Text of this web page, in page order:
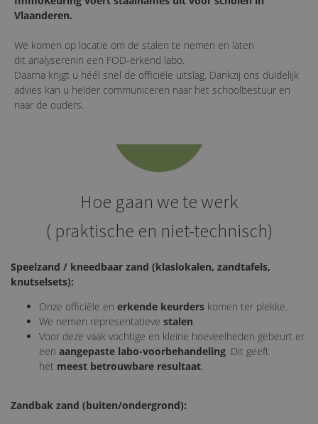
Vlaanderen.
We komen op locatie om de stalen te nemen en laten
dit analyserenin een FOD-erkend labo.
Daarna krijgt u héél snel de officiële uitslag. Dankzij ons duidelijk
advies kan u helder communiceren naar het schoolbestuur en
naar de ouders.
Hoe gaan we te werk
( praktische en niet-technisch)
Speelzand / kneedbaar zand (klaslokalen, zandtafels,
knutselsets):
Onze officiële en erkende keurders komen ter plekke.
We nemen representatieve stalen
Voor deze vaak vochtige en kleine hoeveelheden gebeurt er
een aangepaste labo-voorbehandeling . Dit geeft
het meest betrouwbare resultaat
Zandbak zand (buiten/ondergrond):